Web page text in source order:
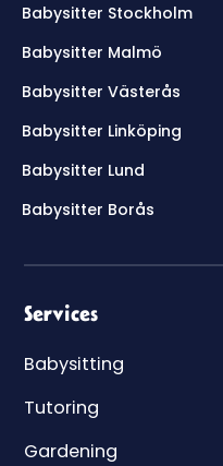
Babysitter Stockholm
Babysitter Malmö
Babysitter Västerås
Babysitter Linköping
Babysitter Lund
Babysitter Borås
Services
Babysitting
Tutoring
Gardening